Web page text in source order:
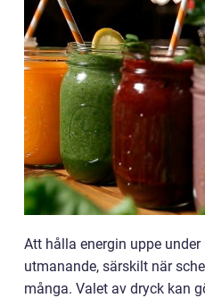
Att hålla energin uppe
utmanande, särskilt när
många. Valet av dryck kan